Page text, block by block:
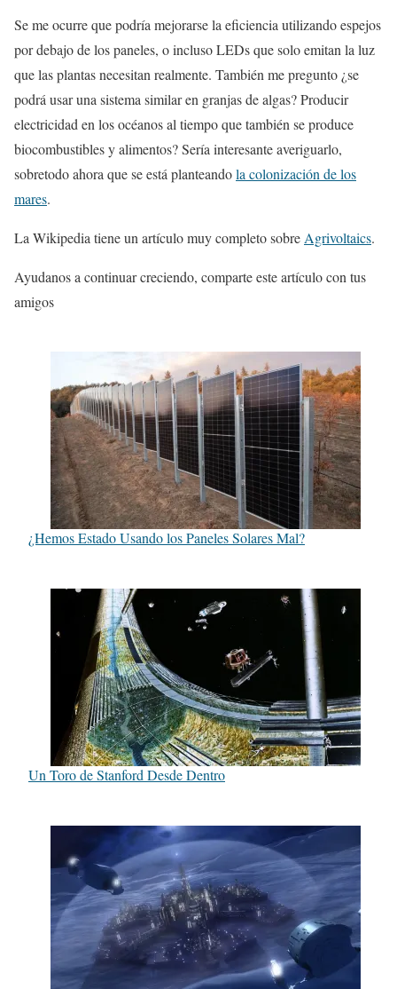
Se me ocurre que podría mejorarse la eficiencia utilizando espejos
por debajo de los paneles, o incluso LEDs que solo emitan la luz
que las plantas necesitan realmente. También me pregunto ¿se
podrá usar una sistema similar en granjas de algas? Producir
electricidad en los océanos al tiempo que también se produce
biocombustibles y alimentos? Sería interesante averiguarlo,
sobretodo ahora que se está planteandola colonización de los
mares.
La Wikipedia tiene un artículo muy completo sobre Agrivoltaics.
Ayudanos a continuar creciendo, comparte este artículo con tus
amigos
¿Hemos Estado Usando los Paneles Solares Mal?
Un Toro de Stanford Desde Dentro